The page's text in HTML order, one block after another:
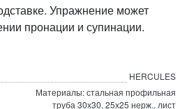
Упражнение может
пронации и супинации.
HERCULES
Материалы: стальная профильная
труба 30х30, 25х25 нерж., лист